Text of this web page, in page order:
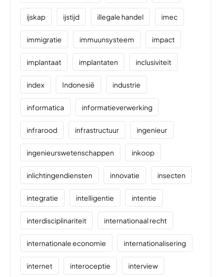
ijskap ijstijd illegale handel imec
immigratie immuunsysteem impact
implantaat implantaten inclusiviteit
index Indonesië industrie
informatica informatieverwerking
infrarood infrastructuur ingenieur
ingenieurswetenschappen inkoop
inlichtingendiensten innovatie insecten
integratie intelligentie intentie
interdisciplinariteit internationaal recht
internationale economie internationalisering
internet interoceptie interview